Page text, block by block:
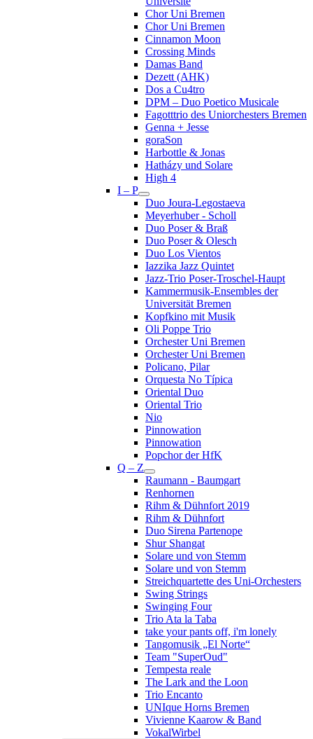
Chor Uni Bremen
Chor Uni Bremen
Cinnamon Moon
Crossing Minds
Damas Band
Dezett (AHK)
Dos a Cu4tro
DPM – Duo Poetico Musicale
Fagotttrio des Uniorchesters Bremen
Genna + Jesse
goraSon
Harbottle & Jonas
Hatházy und Solare
High 4
I – P
Duo Joura-Legostaeva
Meyerhuber - Scholl
Duo Poser & Braß
Duo Poser & Olesch
Duo Los Vientos
Iazzika Jazz Quintet
Jazz-Trio Poser-Troschel-Haupt
Kammermusik-Ensembles der
Universität Bremen
Kopfkino mit Musik
Oli Poppe Trio
Orchester Uni Bremen
Orchester Uni Bremen
Policano, Pilar
Orquesta No Típica
Oriental Duo
Oriental Trio
Nio
Pinnowation
Pinnowation
Popchor der HfK
Q – Z
Raumann - Baumgart
Renhornen
Rihm & Dühnfort 2019
Rihm & Dühnfort
Duo Sirena Partenope
Shur Shangat
Solare und von Stemm
Solare und von Stemm
Streichquartette des Uni-Orchesters
Swing Strings
Swinging Four
Trio Ata la Taba
take your pants off, i'm lonely
Tangomusik „El Norte“
Team "SuperOud"
Tempesta reale
The Lark and the Loon
Trio Encanto
UNIque Horns Bremen
Vivienne Kaarow & Band
VokalWirbel